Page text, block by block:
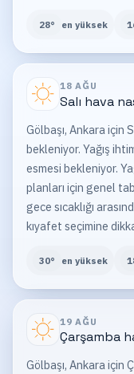
28° en yüksek
18 AĞU
Salı hava
Gölbaşı, Ankara için
bekleniyor. Yağış
esmesi bekleniyor.
planları için genel
gece sıcaklığı
kıyafet seçimine
30° en yüksek
19 AĞU
Çarşamba
Gölbaşı, Ankara için